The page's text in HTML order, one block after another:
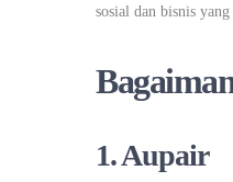
sosial dan bisnis
1. Aupair